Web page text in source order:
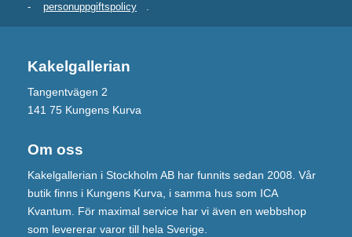
-
personuppgiftspolicy .
Kakelgallerian
Tangentvägen 2
141 75 Kungens Kurva
Om oss
Kakelgallerian i Stockholm AB har funnits sedan 2008. Vår
butik finns i Kungens Kurva, i samma hus som ICA
Kvantum. För maximal service har vi även en webbshop
som levererar varor till hela Sverige.